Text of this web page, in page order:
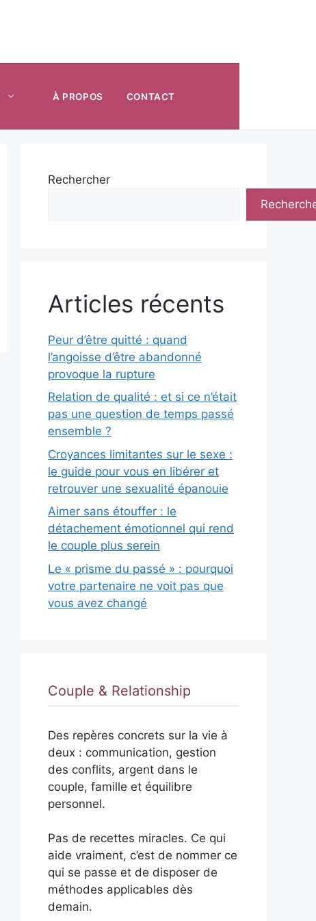
À PROPOS CONTACT
Rechercher
Articles récents
Peur d’être quitté : quand
l’angoisse d’être abandonné
provoque la rupture
Relation de qualité : et si ce n’était
pas une question de temps passé
ensemble ?
Croyances limitantes sur le sexe :
le guide pour vous en libérer et
retrouver une sexualité épanouie
Aimer sans étouffer : le
détachement émotionnel qui rend
le couple plus serein
Le « prisme du passé » : pourquoi
votre partenaire ne voit pas que
vous avez changé
Couple & Relationship
Des repères concrets sur la vie à
deux : communication, gestion
des conflits, argent dans le
couple, famille et équilibre
personnel.
Pas de recettes miracles. Ce qui
aide vraiment, c’est de nommer ce
qui se passe et de disposer de
méthodes applicables dès
demain.